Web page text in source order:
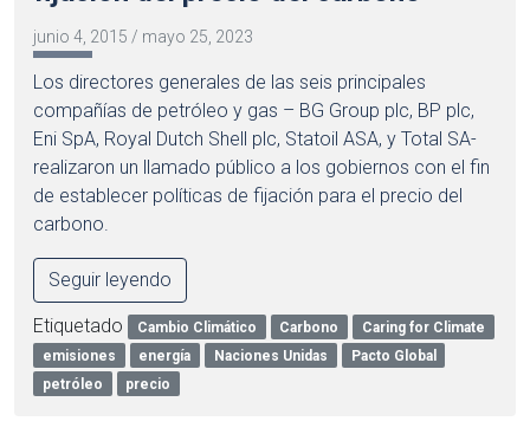
junio 4, 2015 / mayo 25, 2023
Los directores generales de las seis principales
compañías de petróleo y gas – BG Group plc, BP plc,
Eni SpA, Royal Dutch Shell plc, Statoil ASA, y Total SA-
realizaron un llamado público a los gobiernos con el fin
de establecer políticas de fijación para el precio del
carbono.
Seguir leyendo
Etiquetado Cambio Climático Carbono
Caring for Climate
emisiones
energía Naciones Unidas
Pacto Global
petróleo
precio